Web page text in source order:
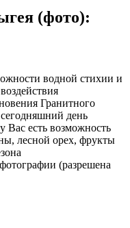
(фото):
водной стихии и
Гранитного
день
Вас есть возможность
лесной орех, фрукты
(разрешена